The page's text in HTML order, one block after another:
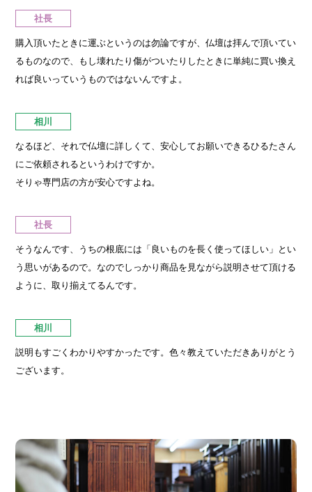
社長
購入頂いたときに運ぶというのは勿論ですが、仏壇は拝んで頂いてい
るものなので、もし壊れたり傷がついたりしたときに単純に買い換え
れば良いっていうものではないんですよ。
相川
なるほど、それで仏壇に詳しくて、安心してお願いできるひるたさん
にご依頼されるというわけですか。
そりゃ専門店の方が安心ですよね。
社長
そうなんです、うちの根底には「良いものを長く使ってほしい」とい
う思いがあるので。なのでしっかり商品を見ながら説明させて頂ける
ように、取り揃えてるんです。
相川
説明もすごくわかりやすかったです。色々教えていただきありがとう
ございます。